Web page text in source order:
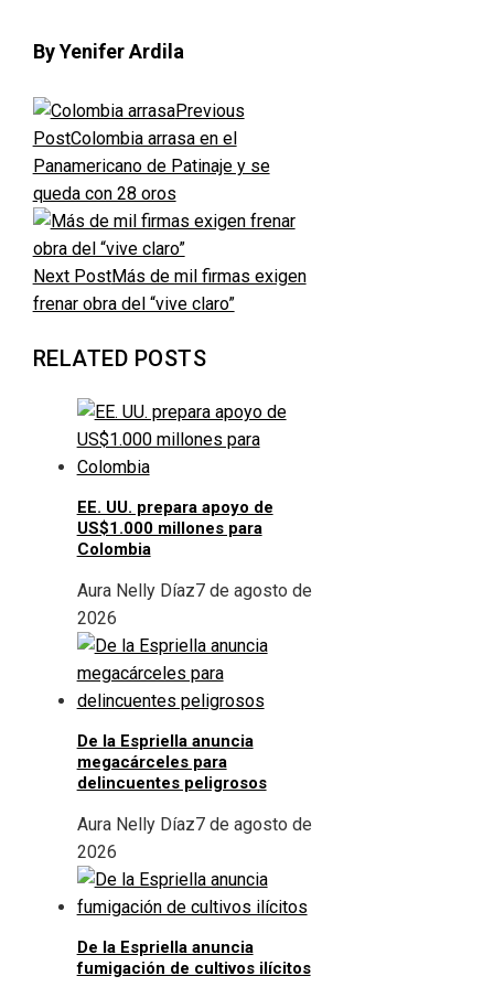
By Yenifer Ardila
Previous
PostColombia arrasa en el
Panamericano de Patinaje y se
queda con 28 oros
Next PostMás de mil firmas exigen
frenar obra del “vive claro”
RELATED POSTS
EE. UU. prepara apoyo de
US$1.000 millones para
Colombia
Aura Nelly Díaz7 de agosto de
2026
De la Espriella anuncia
megacárceles para
delincuentes peligrosos
Aura Nelly Díaz7 de agosto de
2026
De la Espriella anuncia
fumigación de cultivos ilícitos